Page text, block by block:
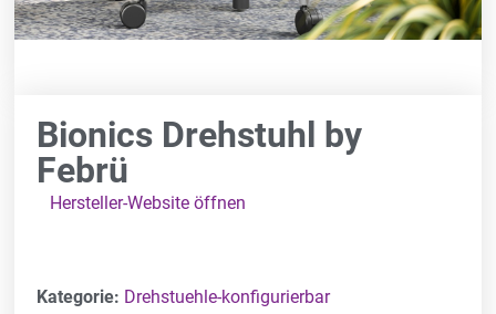
Bionics Drehstuhl by
Febrü
Hersteller-Website öffnen
Kategorie: Drehstuehle-konfigurierbar